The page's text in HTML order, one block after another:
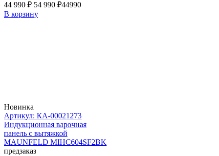
44 990 ₽ 54 990 ₽44990
В корзину
Новинка
Артикул: КА-00021273
Индукционная варочная
панель с вытяжкой
MAUNFELD MIHC604SF2BK
предзаказ